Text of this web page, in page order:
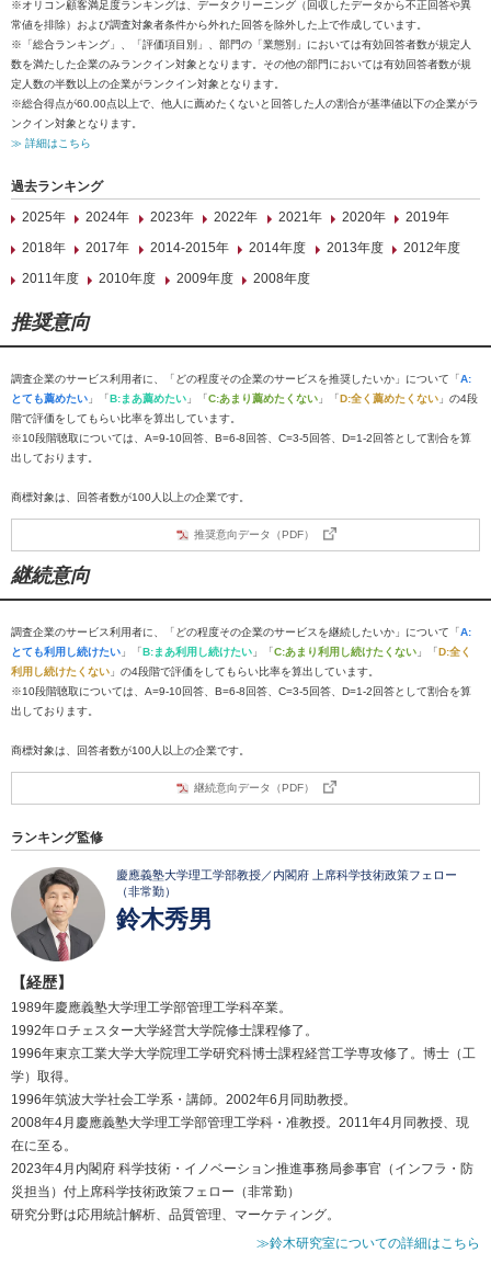
※オリコン顧客満足度ランキングは、データクリーニング（回収したデータから不正回答や異
常値を排除）および調査対象者条件から外れた回答を除外した上で作成しています。
※「総合ランキング」、「評価項目別」、部門の「業態別」においては有効回答者数が規定人
数を満たした企業のみランクイン対象となります。その他の部門においては有効回答者数が規
定人数の半数以上の企業がランクイン対象となります。
※総合得点が60.00点以上で、他人に薦めたくないと回答した人の割合が基準値以下の企業がラ
ンクイン対象となります。
≫ 詳細はこちら
過去ランキング
2025年
2024年 2023年 2022年 2021年 2020年
2019年
2018年
2017年 2014-2015年 2014年度 2013年度
2012年度
2011年度
2010年度 2009年度 2008年度
推奨意向
調査企業のサービス利用者に、「どの程度その企業のサービスを推奨したいか」について「A:
とても薦めたい 」「B:まあ薦めたい 」「C:あまり薦めたくない 」「D:全く薦めたくない 」の4段
階で評価をしてもらい比率を算出しています。
※10段階聴取については、A=9-10回答、B=6-8回答、C=3-5回答、D=1-2回答として割合を算
出しております。
商標対象は、回答者数が100人以上の企業です。
推奨意向データ（PDF）
継続意向
調査企業のサービス利用者に、「どの程度その企業のサービスを継続したいか」について「A:
とても利用し続けたい 」「B:まあ利用し続けたい 」「C:あまり利用し続けたくない 」「D:全く
利用し続けたくない 」の4段階で評価をしてもらい比率を算出しています。
※10段階聴取については、A=9-10回答、B=6-8回答、C=3-5回答、D=1-2回答として割合を算
出しております。
商標対象は、回答者数が100人以上の企業です。
継続意向データ（PDF）
ランキング監修
慶應義塾大学理工学部教授／内閣府 上席科学技術政策フェロー
（非常勤）
鈴木秀男
【経歴】
1989年慶應義塾大学理工学部管理工学科卒業。
1992年ロチェスター大学経営大学院修士課程修了。
1996年東京工業大学大学院理工学研究科博士課程経営工学専攻修了。博士（工
学）取得。
1996年筑波大学社会工学系・講師。2002年6月同助教授。
2008年4月慶應義塾大学理工学部管理工学科・准教授。2011年4月同教授、現
在に至る。
2023年4月内閣府 科学技術・イノベーション推進事務局参事官（インフラ・防
災担当）付上席科学技術政策フェロー（非常勤）
研究分野は応用統計解析、品質管理、マーケティング。
≫鈴木研究室についての詳細はこちら